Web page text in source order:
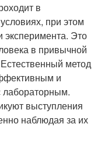
в
при этом
эксперимента. Это
в привычной
метод
и
выступления
наблюдая за их